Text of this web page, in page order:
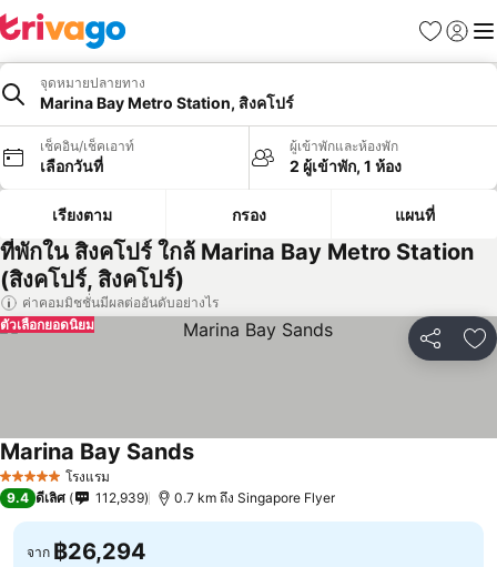
รายการโป
เข้าสู่ร
เมนู
จุดหมายปลายทาง
Marina Bay Metro Station, สิงคโปร์
เช็คอิน/เช็คเอาท์
เลือกวันที่
ผู้เข้าพักและห้องพัก
2 ผู้เข้าพัก, 1 ห้อง
เรียงตาม กรอง แผนที่
ที่พักใน สิงคโปร์ ใกล้ Marina Bay Metro Station
(สิงคโปร์, สิงคโปร์)
ค่าคอมมิชชั่นมีผลต่ออันดับอย่างไร
แชร์ เ
ตัวเลือกยอดนิยม
5 ดาว โรงแรม
Marina Bay Sands
9.4 ดีเลิศ 112,939 0.7 km ถึง Singapore Flyer
จาก ฿26,294